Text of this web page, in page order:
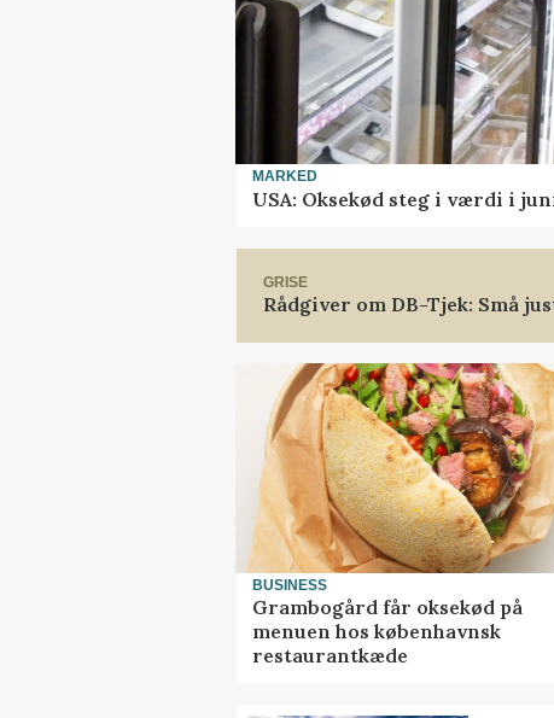
MARKED
USA: Oksekød steg i værdi i
GRISE
Rådgiver om DB-Tjek: Små
BUSINESS
Grambogård får oksekød på
menuen hos københavnsk
restaurantkæde